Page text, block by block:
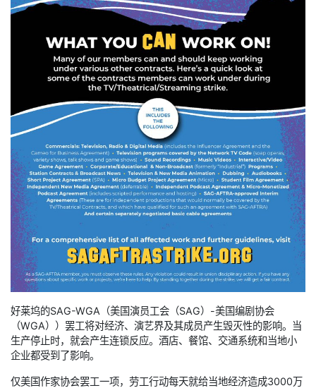
好莱坞的SAG-WGA（美国演员工会（SAG）-美国编剧协会
（WGA））罢工将对经济、演艺界及其成员产生毁灭性的影响。当
生产停止时，就会产生连锁反应。酒店、餐馆、交通系统和当地小
企业都受到了影响。
仅美国作家协会罢工一项，劳工行动每天就给当地经济造成3000万